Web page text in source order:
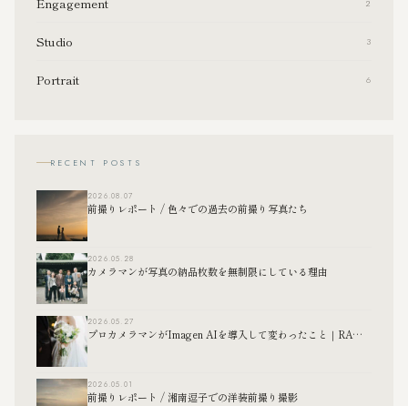
Engagement 2
Studio 3
Portrait 6
RECENT POSTS
2026.08.07
前撮りレポート / 色々での過去の前撮り写真たち
2026.05.28
カメラマンが写真の納品枚数を無制限にしている理由
2026.05.27
プロカメラマンがImagen AIを導入して変わったこと｜RAW現像の効率化について
2026.05.01
前撮りレポート / 湘南逗子での洋装前撮り撮影